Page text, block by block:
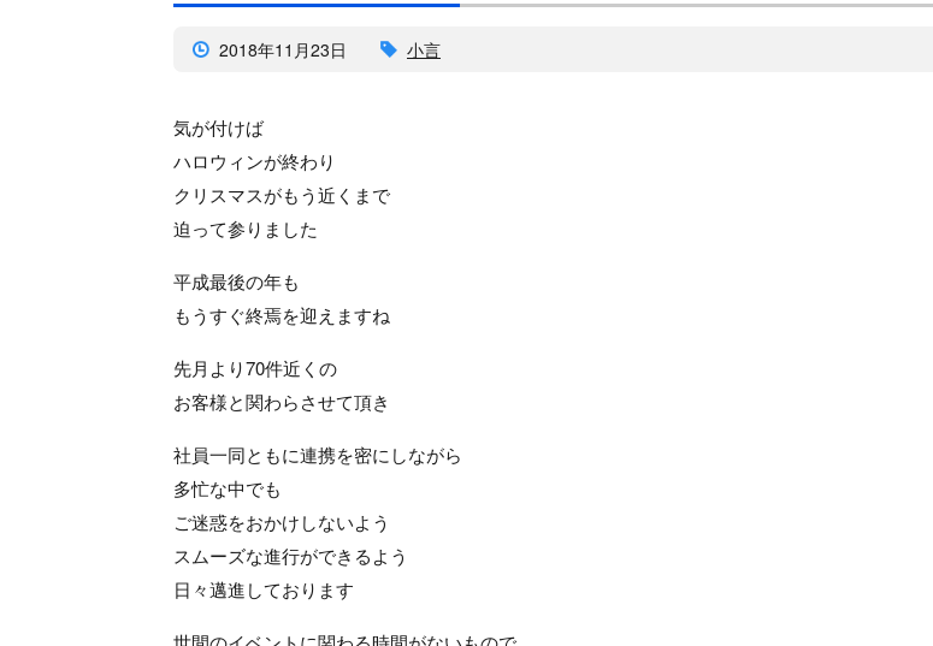
2018年11月23日 小言
気が付けば
ハロウィンが終わり
クリスマスがもう近くまで
迫って参りました
平成最後の年も
もうすぐ終焉を迎えますね
先月より70件近くの
お客様と関わらさせて頂き
社員一同ともに連携を密にしながら
多忙な中でも
ご迷惑をおかけしないよう
スムーズな進行ができるよう
日々邁進しております